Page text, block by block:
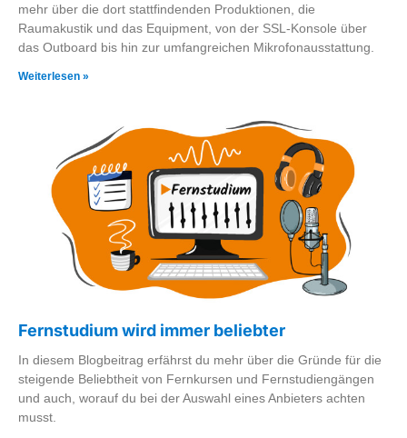
mehr über die dort stattfindenden Produktionen, die
Raumakustik und das Equipment, von der SSL-Konsole über
das Outboard bis hin zur umfangreichen Mikrofonausstattung.
Weiterlesen »
Fernstudium wird immer beliebter
In diesem Blogbeitrag erfährst du mehr über die Gründe für die
steigende Beliebtheit von Fernkursen und Fernstudiengängen
und auch, worauf du bei der Auswahl eines Anbieters achten
musst.